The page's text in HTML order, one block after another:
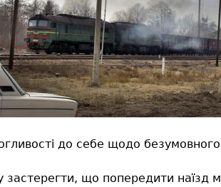
до себе щодо
застерегти, що попередити наїзд